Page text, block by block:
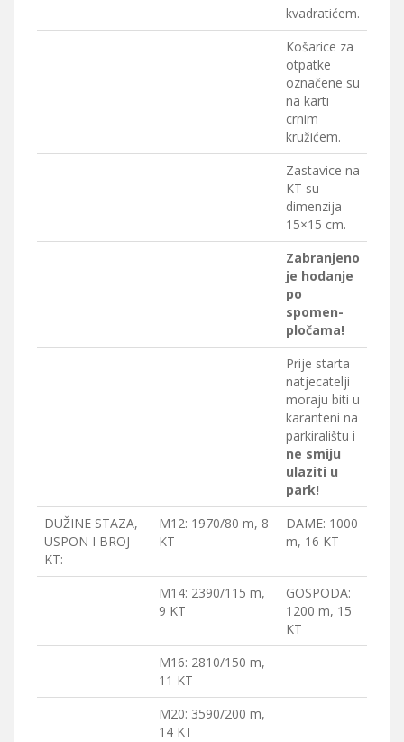
kvadratićem.
Košarice za
otpatke
označene su
na karti
crnim
kružićem.
Zastavice na
KT su
dimenzija
15×15 cm.
Zabranjeno
je hodanje
po
spomen-
pločama!
Prije starta
natjecatelji
moraju biti u
karanteni na
parkiralištu i
ne smiju
ulaziti u
park!
DUŽINE STAZA,
USPON I BROJ
KT:
M12: 1970/80 m, 8
KT
DAME: 1000
m, 16 KT
M14: 2390/115 m,
9 KT
GOSPODA:
1200 m, 15
KT
M16: 2810/150 m,
11 KT
M20: 3590/200 m,
14 KT